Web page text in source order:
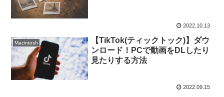
2022.10.13
Macintosh
【TikTok(ティックトック)】ダウ
ンロード！PCで動画をDLしたり
見たりする方法
2022.09.15